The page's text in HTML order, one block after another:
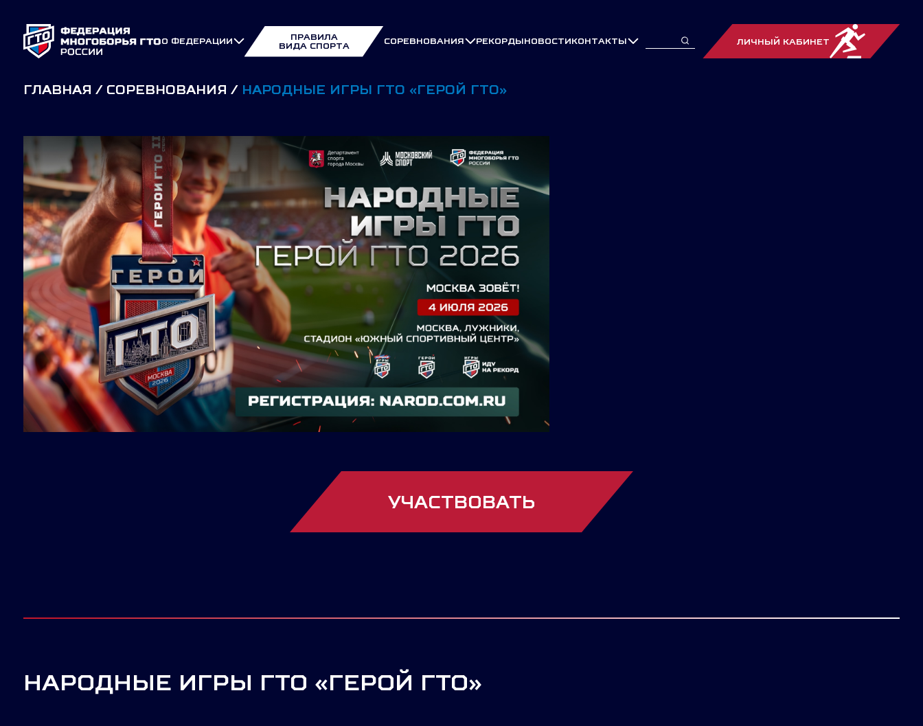
О ФЕДЕРАЦИИ
ПРАВИЛА
ВИДА СПОРТА
СОРЕВНОВАНИЯ РЕКОРДЫНОВОСТИКОНТАКТЫ ЛИЧНЫЙ КАБИНЕТ
ГЛАВНАЯ СОРЕВНОВАНИЯ НАРОДНЫЕ ИГРЫ ГТО «ГЕРОЙ ГТО»
УЧАСТВОВАТЬ
НАРОДНЫЕ ИГРЫ ГТО «ГЕРОЙ ГТО»